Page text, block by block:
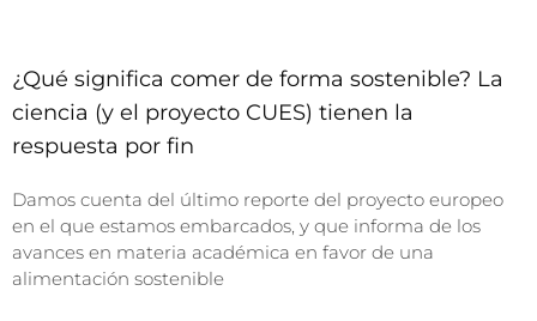
¿Qué significa comer de forma sostenible? La
ciencia (y el proyecto CUES) tienen la
respuesta por fin
Damos cuenta del último reporte del proyecto europeo
en el que estamos embarcados, y que informa de los
avances en materia académica en favor de una
alimentación sostenible